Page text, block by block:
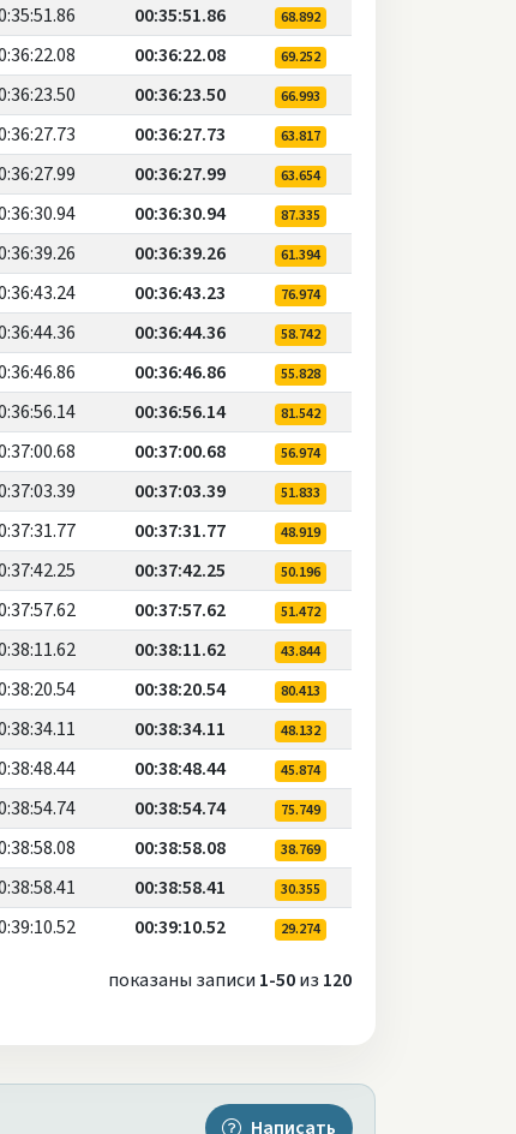
00:35:51.86 68.892
00:36:22.08 69.252
00:36:23.50 66.993
00:36:27.73 63.817
00:36:27.99 63.654
00:36:30.94 87.335
00:36:39.26 61.394
00:36:43.23 76.974
00:36:44.36 58.742
00:36:46.86 55.828
00:36:56.14 81.542
00:37:00.68 56.974
00:37:03.39 51.833
00:37:31.77 48.919
00:37:42.25 50.196
00:37:57.62 51.472
00:38:11.62 43.844
00:38:20.54 80.413
00:38:34.11 48.132
00:38:48.44 45.874
00:38:54.74 75.749
00:38:58.08 38.769
00:38:58.41 30.355
00:39:10.52 29.274
показаны записи 1-50из 120
Написать